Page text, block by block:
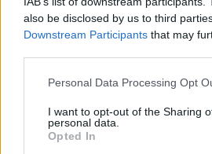
also be disclosed by us to third
Downstream Participants that may
Please note that this website/app
not limited to your visit or usage
grant or deny consent to Google and
use your data for below specified
Personal Data Processing Opt
I want to opt-out of the Sharing
personal data.
Opted In
Hírlevél
Megismertem és elfogadom a